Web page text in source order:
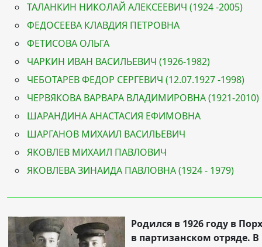
ТАЛАНКИН НИКОЛАЙ АЛЕКСЕЕВИЧ (1924 -2005)
ФЕДОСЕЕВА КЛАВДИЯ ПЕТРОВНА
ФЕТИСОВА ОЛЬГА
ЧАРКИН ИВАН ВАСИЛЬЕВИЧ (1926-1982)
ЧЕБОТАРЕВ ФЕДОР СЕРГЕВИЧ (12.07.1927 -1998)
ЧЕРВЯКОВА ВАРВАРА ВЛАДИМИРОВНА (1921-2010)
ШАРАНДИНА АНАСТАСИЯ ЕФИМОВНА
ШАРГАНОВ МИХАИЛ ВАСИЛЬЕВИЧ
ЯКОВЛЕВ МИХАИЛ ПАВЛОВИЧ
ЯКОВЛЕВА ЗИНАИДА ПАВЛОВНА (1924 - 1979)
Родился в 1926 году в
в партизанском отряде.